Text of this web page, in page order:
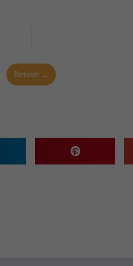
Retour →